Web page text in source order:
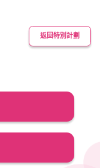
返回特別計劃